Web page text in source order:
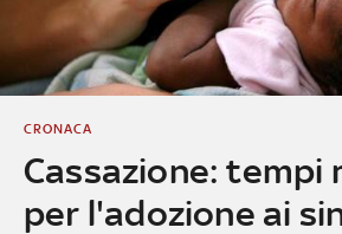
Cassazione: tempi
per l'adozione ai
CRONACA